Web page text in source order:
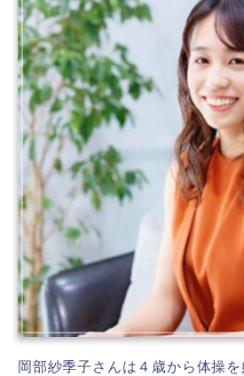
岡部紗季子さんは４歳から体操